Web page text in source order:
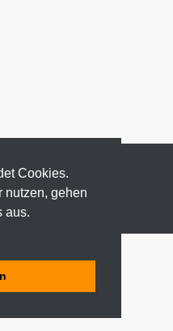
Cookies.
nutzen, gehen
aus.VORBEHALTEN